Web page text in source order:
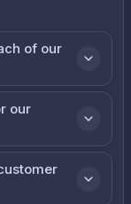
of our
our